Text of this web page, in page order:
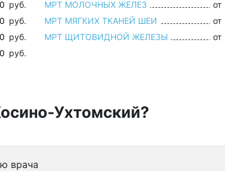
руб.
руб.
руб.
руб.
МРТ МОЛОЧНЫХ ЖЕЛЕЗ от
МРТ МЯГКИХ ТКАНЕЙ ШЕИ
от
МРТ ЩИТОВИДНОЙ ЖЕЛЕЗЫ
от
Ухтомский?
врача